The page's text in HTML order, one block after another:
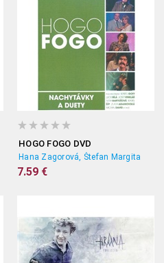
HOGO FOGO DVD
Hana Zagorová, Štefan Margita
7.59 €